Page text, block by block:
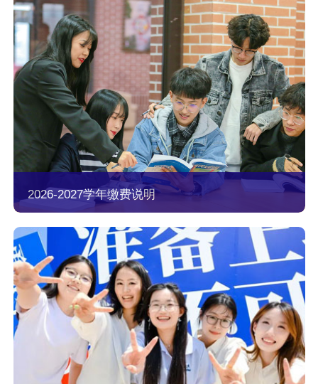
2026-2027学年缴费说明